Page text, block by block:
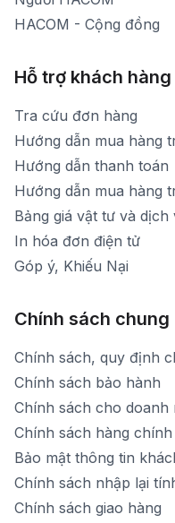
HACOM - Cộng đồng
Hỗ trợ khách hàng
Tra cứu đơn hàng
Hướng dẫn mua hàng
Hướng dẫn thanh toán
Hướng dẫn mua hàng
Bảng giá vật tư và
In hóa đơn điện tử
Góp ý, Khiếu Nại
Chính sách chung
Chính sách, quy định
Chính sách bảo hành
Chính sách cho doanh
Chính sách hàng chính
Bảo mật thông tin
Chính sách nhập lại
Chính sách giao hàng